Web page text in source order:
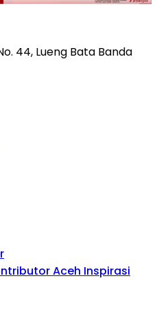
44, Lueng Bata Banda
Aceh Inspirasi